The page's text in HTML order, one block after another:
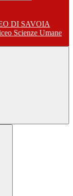
DI SAVOIA
Scienze Umane